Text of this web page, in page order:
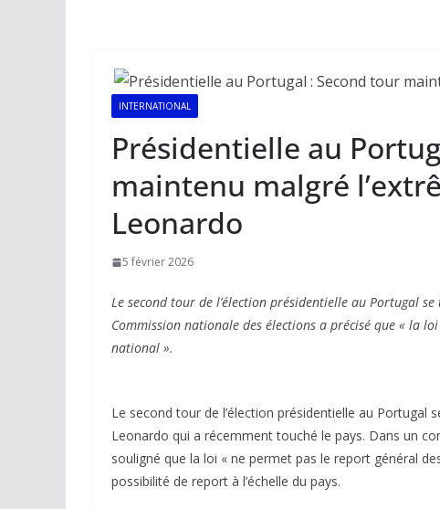
INTERNATIONAL
Présidentielle au
maintenu malgré
Leonardo
5 février 2026
Le second tour de l’élection présidentielle au Portugal
Commission nationale des élections a précisé que « la
national ».
Le second tour de l’élection présidentielle au
Leonardo qui a récemment touché le pays. Dans un
souligné que la loi « ne permet pas le report général
possibilité de report à l’échelle du pays.